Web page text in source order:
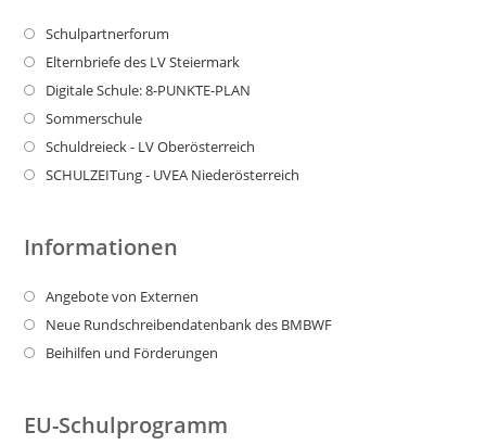
Schulpartnerforum
Elternbriefe des LV Steiermark
Digitale Schule: 8-PUNKTE-PLAN
Sommerschule
Schuldreieck - LV Oberösterreich
SCHULZEITung - UVEA Niederösterreich
Informationen
Angebote von Externen
Neue Rundschreibendatenbank des BMBWF
Beihilfen und Förderungen
EU-Schulprogramm